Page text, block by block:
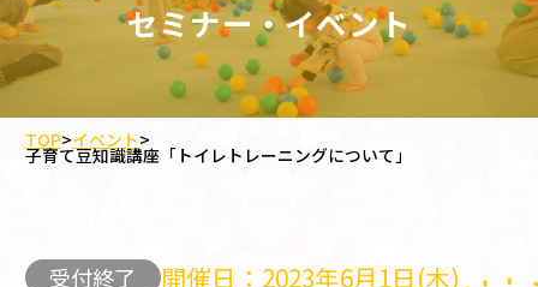
セミナー・イベント
TOP>イベント>
子育て豆知識講座「トイレトレーニングについて」
受付終了 開催日：2023年6月1日(木)